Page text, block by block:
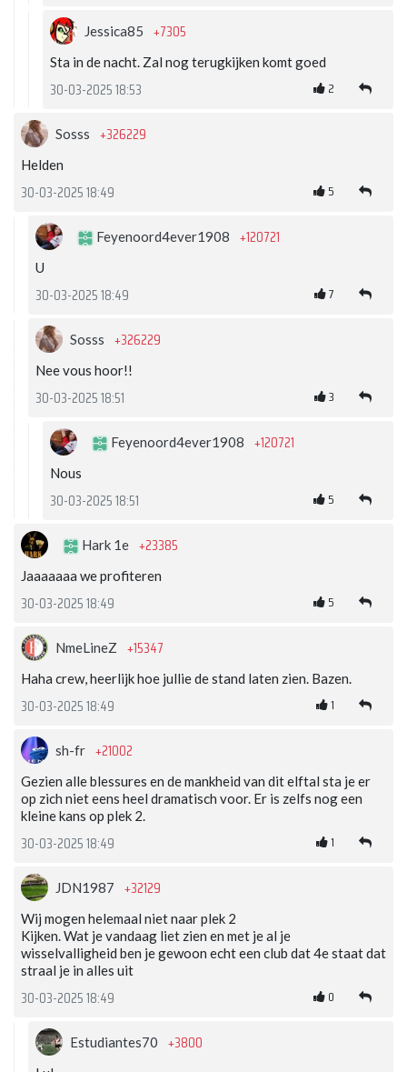
Jessica85 +7305
Sta in de nacht. Zal nog terugkijken komt goed
30-03-2025 18:53 2
Sosss +326229
Helden
30-03-2025 18:49 5
Feyenoord4ever1908 +120721
U
30-03-2025 18:49 7
Sosss +326229
Nee vous hoor!!
30-03-2025 18:51 3
Feyenoord4ever1908 +120721
Nous
30-03-2025 18:51 5
Hark 1e +23385
Jaaaaaaa we profiteren
30-03-2025 18:49 5
NmeLineZ +15347
Haha crew, heerlijk hoe jullie de stand laten zien. Bazen.
30-03-2025 18:49 1
sh-fr +21002
Gezien alle blessures en de mankheid van dit elftal sta je er
op zich niet eens heel dramatisch voor. Er is zelfs nog een
kleine kans op plek 2.
30-03-2025 18:49 1
JDN1987 +32129
Wij mogen helemaal niet naar plek 2
Kijken. Wat je vandaag liet zien en met je al je
wisselvalligheid ben je gewoon echt een club dat 4e staat dat
straal je in alles uit
30-03-2025 18:49 0
Estudiantes70 +3800